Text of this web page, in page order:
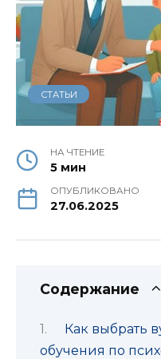
СТАТЬИ
НА ЧТЕНИЕ
5 мин
ОПУБЛИКОВАНО
27.06.2025
Содержание
Как выбрать
обучения по